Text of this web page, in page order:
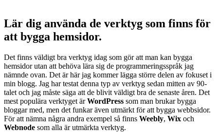
Lär dig använda de verktyg som finns för
att bygga hemsidor.
Det finns väldigt bra verktyg idag som gör att man kan bygga
hemsidor utan att behöva lära sig de programmeringsspråk jag
nämnde ovan. Det är här jag kommer lägga större delen av fokuset i
min blogg. Jag har testat denna typ av verktyg sedan mitten av 90-
talet och jag måste säga att de blivit väldigt bra de senaste åren. Det
mest populära verktyget ärWordPress som man brukar bygga
bloggar med, men det funkar även utmärkt för att bygga webbsidor.
För att nämna några andra exempel så finns Weebly, Wix och
Webnode som alla är utmärkta verktyg.